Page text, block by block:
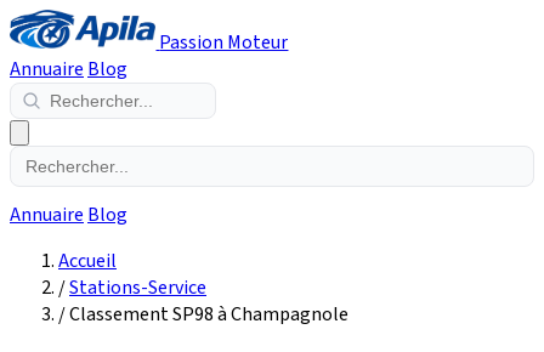
Passion Moteur
Annuaire Blog
Annuaire Blog
Accueil
/Stations-Service
/Classement SP98 à Champagnole